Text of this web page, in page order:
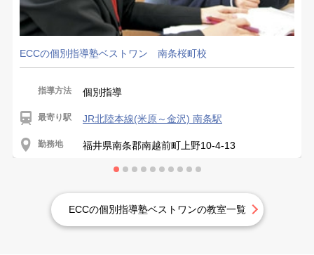
ECCの個別指導塾ベストワン 南条桜町校
指導方法 個別指導
最寄り駅 JR北陸本線(米原～金沢) 南条駅
勤務地 福井県南条郡南越前町上野10-4-13
ECCの個別指導塾ベストワンの教室一覧